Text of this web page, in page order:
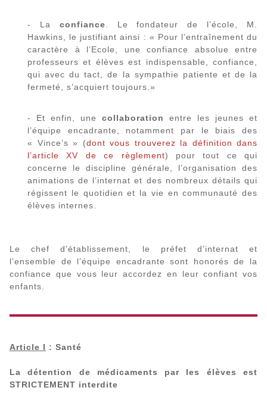
- La confiance . Le fondateur de l’école, M.
Hawkins, le justifiant ainsi : « Pour l’entraînement du
caractère à l’Ecole, une confiance absolue entre
professeurs et élèves est indispensable, confiance,
qui avec du tact, de la sympathie patiente et de la
fermeté, s’acquiert toujours.»
- Et enfin, une collaboration
entre les jeunes et
l’équipe encadrante, notamment par le biais des
« Vince’s » (dont vous trouverez la définition dans
l’article XV de ce règlement) pour tout ce qui
concerne le discipline générale, l’organisation des
animations de l’internat et des nombreux détails qui
régissent le quotidien et la vie en communauté des
élèves internes.
Le chef d’établissement, le préfet d’internat et
l’ensemble de l’équipe encadrante sont honorés de la
confiance que vous leur accordez en leur confiant vos
enfants.
Article I : Santé
La détention de médicaments par les élèves est
STRICTEMENT interdite